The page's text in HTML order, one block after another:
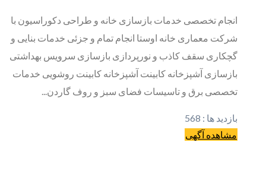
انجام تخصصی خدمات بازسازی خانه و طراحی دکوراسیون با
شرکت معماری خانه اوستا انجام تمام و جزئی خدمات بنایی و
گچکاری سقف کاذب و نورپردازی بازسازی سرویس بهداشتی
بازسازی آشپزخانه کابینت آشپزخانه کابینت روشویی خدمات
تخصصی برق و تاسیسات فضای سبز و روف گاردن...
بازدید ها : 568
مشاهده آگهی